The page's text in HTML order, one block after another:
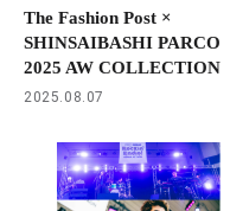
The Fashion Post ×
SHINSAIBASHI PARCO
2025 AW COLLECTION
2025.08.07